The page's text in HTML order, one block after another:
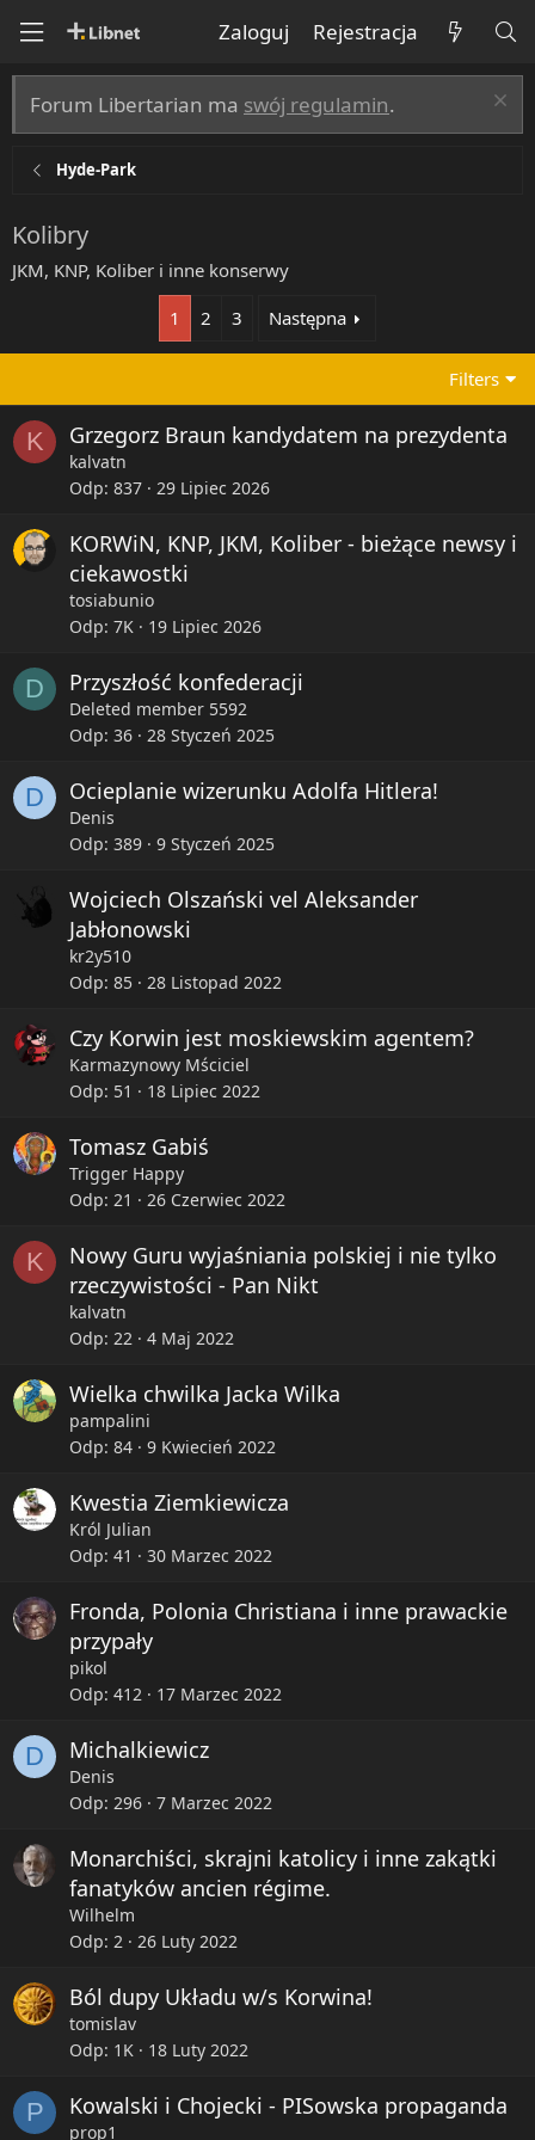
Zaloguj Rejestracja
Forum Libertarian ma swój regulamin.
Hyde-Park
Kolibry
JKM, KNP, Koliber i inne konserwy
1
2 3 Następna
Filters
K Grzegorz Braun kandydatem na prezydenta
kalvatn
Odp 837 29 Lipiec 2026
KORWiN, KNP, JKM, Koliber - bieżące newsy i
ciekawostki
tosiabunio
Odp 7K 19 Lipiec 2026
D Przyszłość konfederacji
Deleted member 5592
Odp 36 28 Styczeń 2025
D Ocieplanie wizerunku Adolfa Hitlera!
Denis
Odp 389 9 Styczeń 2025
Wojciech Olszański vel Aleksander
Jabłonowski
kr2y510
Odp 85 28 Listopad 2022
Czy Korwin jest moskiewskim agentem?
Karmazynowy Mściciel
Odp 51 18 Lipiec 2022
Tomasz Gabiś
Trigger Happy
Odp 21 26 Czerwiec 2022
K
Nowy Guru wyjaśniania polskiej i nie tylko
rzeczywistości - Pan Nikt
kalvatn
Odp 22 4 Maj 2022
Wielka chwilka Jacka Wilka
pampalini
Odp 84 9 Kwiecień 2022
Kwestia Ziemkiewicza
Król Julian
Odp 41 30 Marzec 2022
Fronda, Polonia Christiana i inne prawackie
przypały
pikol
Odp 412 17 Marzec 2022
D Michalkiewicz
Denis
Odp 296 7 Marzec 2022
Monarchiści, skrajni katolicy i inne zakątki
fanatyków ancien régime.
Wilhelm
Odp 2 26 Luty 2022
Ból dupy Układu w/s Korwina!
tomislav
Odp 1K 18 Luty 2022
P Kowalski i Chojecki - PISowska propaganda
prop1